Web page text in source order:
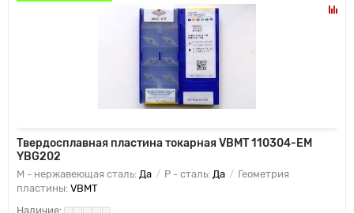
Твердосплавная пластина токарная VBMT 110304-EM
YBG202
M - нержавеющая сталь: Да P - сталь: Да
Геометрия
пластины: VBMT